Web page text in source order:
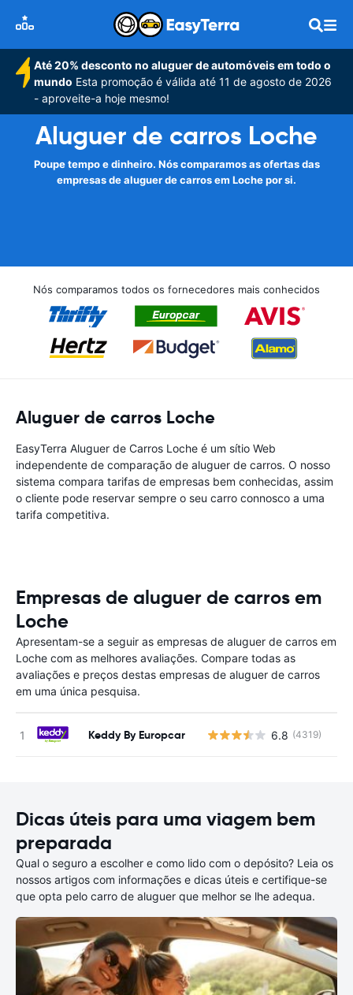
Até 20% desconto no aluguer de automóveis em todo o
mundo Esta promoção é válida até 11 de agosto de 2026
- aproveite-a hoje mesmo!
Aluguer de carros Loche
Poupe tempo e dinheiro. Nós comparamos as ofertas das
empresas de aluguer de carros em Loche por si.
Nós comparamos todos os fornecedores mais conhecidos
Aluguer de carros Loche
EasyTerra Aluguer de Carros Loche é um sítio Web
independente de comparação de aluguer de carros. O nosso
sistema compara tarifas de empresas bem conhecidas, assim
o cliente pode reservar sempre o seu carro connosco a uma
tarifa competitiva.
Empresas de aluguer de carros em
Loche
Apresentam-se a seguir as empresas de aluguer de carros em
Loche com as melhores avaliações. Compare todas as
avaliações e preços destas empresas de aluguer de carros
em uma única pesquisa.
Keddy By Europcar 6.8 (4319)
Dicas úteis para uma viagem bem
preparada
Qual o seguro a escolher e como lido com o depósito? Leia os
nossos artigos com informações e dicas úteis e certifique-se
que opta pelo carro de aluguer que melhor se lhe adequa.